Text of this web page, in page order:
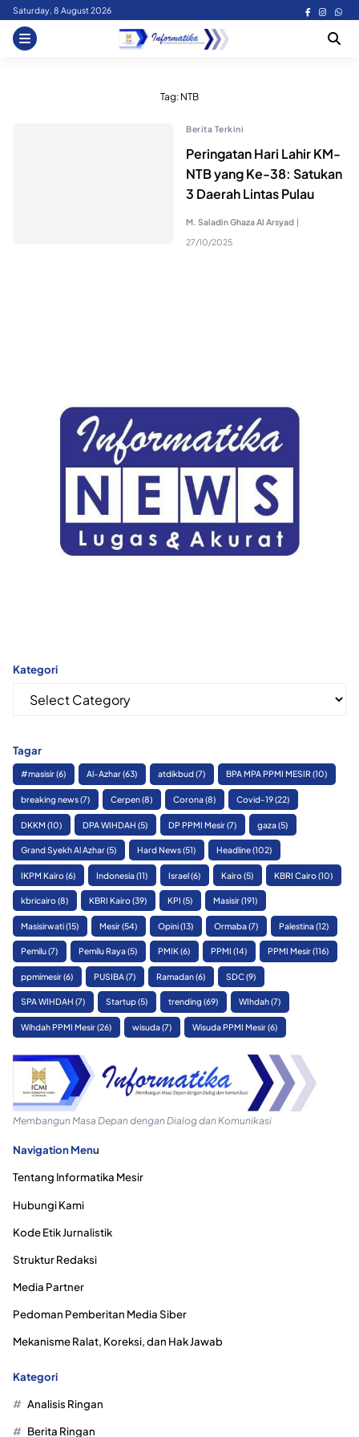
Skip
content
Saturday, 8 August 2026
Tag: NTB
Berita Terkini
Peringatan Hari Lahir KM-
NTB yang Ke-38: Satukan
3 Daerah Lintas Pulau
M. Saladin Ghaza Al Arsyad |
27/10/2025
Kategori
Kategori
Tagar
#masisir(6) Al-Azhar(63) atdikbud(7) BPA MPA PPMI MESIR(10)
breaking news(7) Cerpen(8) Corona(8) Covid-19(22)
DKKM (10) DPA WIHDAH (5) DP PPMI Mesir(7) gaza(5)
Grand Syekh Al Azhar(5) Hard News(51) Headline(102)
IKPM Kairo(6) Indonesia(11) Israel(6) Kairo(5) KBRI Cairo(10)
kbricairo(8) KBRI Kairo(39) KPI (5) Masisir(191)
Masisirwati(15) Mesir(54) Opini(13) Ormaba(7) Palestina(12)
Pemilu(7) Pemilu Raya(5) PMIK(6) PPMI (14) PPMI Mesir(116)
ppmimesir(6) PUSIBA(7) Ramadan(6) SDC(9)
SPA WIHDAH (7) Startup(5) trending (69) WIhdah(7)
Wihdah PPMI Mesir(26) wisuda(7) Wisuda PPMI Mesir(6)
Membangun Masa Depan dengan Dialog dan Komunikasi
Navigation Menu
Tentang Informatika Mesir
Hubungi Kami
Kode Etik Jurnalistik
Struktur Redaksi
Media Partner
Pedoman Pemberitan Media Siber
Mekanisme Ralat, Koreksi, dan Hak Jawab
Kategori
Analisis Ringan
Berita Ringan